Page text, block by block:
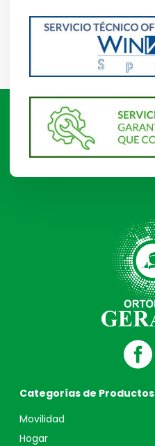
Categorías de Productos
Movilidad
Hogar